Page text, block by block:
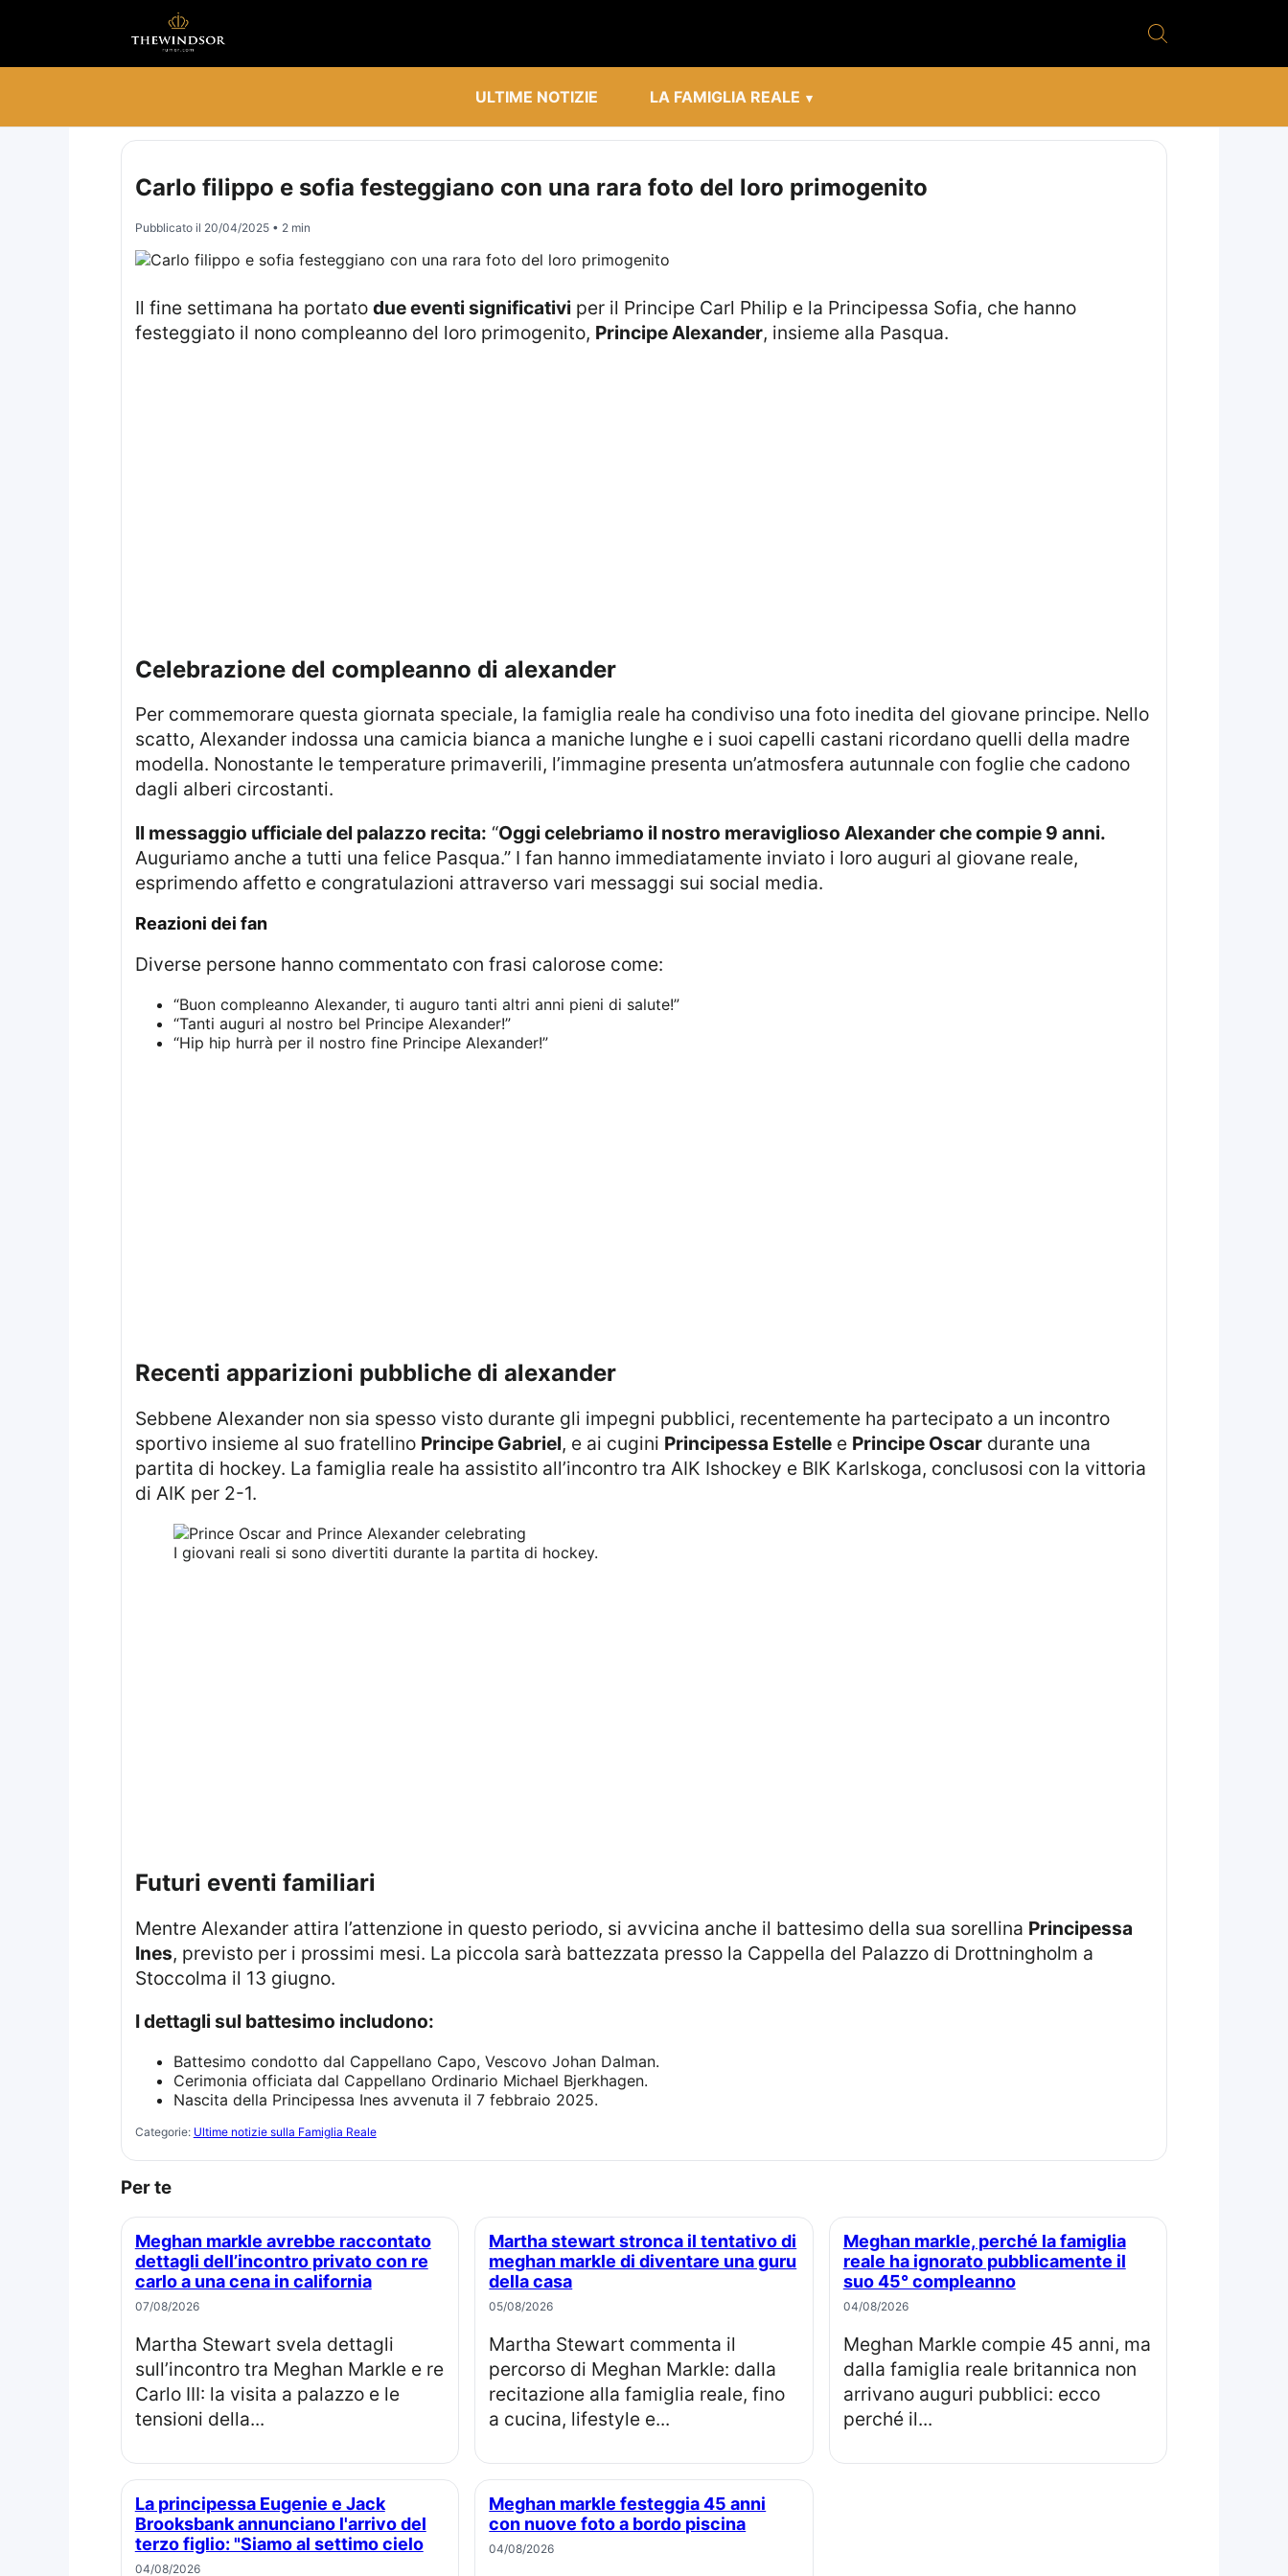
ULTIME NOTIZIE LA FAMIGLIA REALE
Carlo filippo e sofia festeggiano con una rara foto del loro primogenito
Pubblicato il 20/04/2025• 2 min
Il fine settimana ha portato due eventi significativi per il Principe Carl Philip e la Principessa Sofia, che hanno
festeggiato il nono compleanno del loro primogenito, Principe Alexander, insieme alla Pasqua.
celebrazione del compleanno di alexander
Per commemorare questa giornata speciale, la famiglia reale ha condiviso una foto inedita del giovane principe. Nello
scatto, Alexander indossa una camicia bianca a maniche lunghe e i suoi capelli castani ricordano quelli della madre
modella. Nonostante le temperature primaverili, l’immagine presenta un’atmosfera autunnale con foglie che cadono
dagli alberi circostanti.
Il messaggio ufficiale del palazzo recita: “Oggi celebriamo il nostro meraviglioso Alexander che compie 9 anni.
Auguriamo anche a tutti una felice Pasqua.” I fan hanno immediatamente inviato i loro auguri al giovane reale,
esprimendo affetto e congratulazioni attraverso vari messaggi sui social media.
reazioni dei fan
Diverse persone hanno commentato con frasi calorose come:
“Buon compleanno Alexander, ti auguro tanti altri anni pieni di salute!”
“Tanti auguri al nostro bel Principe Alexander!”
“Hip hip hurrà per il nostro fine Principe Alexander!”
recenti apparizioni pubbliche di alexander
Sebbene Alexander non sia spesso visto durante gli impegni pubblici, recentemente ha partecipato a un incontro
sportivo insieme al suo fratellino Principe Gabriel, e ai cugini Principessa Estellee Principe Oscardurante una
partita di hockey. La famiglia reale ha assistito all’incontro tra AIK Ishockey e BIK Karlskoga, conclusosi con la vittoria
di AIK per 2-1.
I giovani reali si sono divertiti durante la partita di hockey.
futuri eventi familiari
Mentre Alexander attira l’attenzione in questo periodo, si avvicina anche il battesimo della sua sorellina Principessa
Ines, previsto per i prossimi mesi. La piccola sarà battezzata presso la Cappella del Palazzo di Drottningholm a
Stoccolma il 13 giugno.
I dettagli sul battesimo includono:
Battesimo condotto dal Cappellano Capo, Vescovo Johan Dalman.
Cerimonia officiata dal Cappellano Ordinario Michael Bjerkhagen.
Nascita della Principessa Ines avvenuta il 7 febbraio 2025.
Categorie: Ultime notizie sulla Famiglia Reale
Per te
Meghan markle avrebbe raccontato
dettagli dell’incontro privato con re
carlo a una cena in california
07/08/2026
Martha Stewart svela dettagli
sull’incontro tra Meghan Markle e re
Carlo III: la visita a palazzo e le
tensioni della...
Martha stewart stronca il tentativo di
meghan markle di diventare una guru
della casa
05/08/2026
Martha Stewart commenta il
percorso di Meghan Markle: dalla
recitazione alla famiglia reale, fino
a cucina, lifestyle e...
Meghan markle, perché la famiglia
reale ha ignorato pubblicamente il
suo 45° compleanno
04/08/2026
Meghan Markle compie 45 anni, ma
dalla famiglia reale britannica non
arrivano auguri pubblici: ecco
perché il...
La principessa Eugenie e Jack
Brooksbank annunciano l'arrivo del
terzo figlio: "Siamo al settimo cielo
04/08/2026
Meghan markle festeggia 45 anni
con nuove foto a bordo piscina
04/08/2026